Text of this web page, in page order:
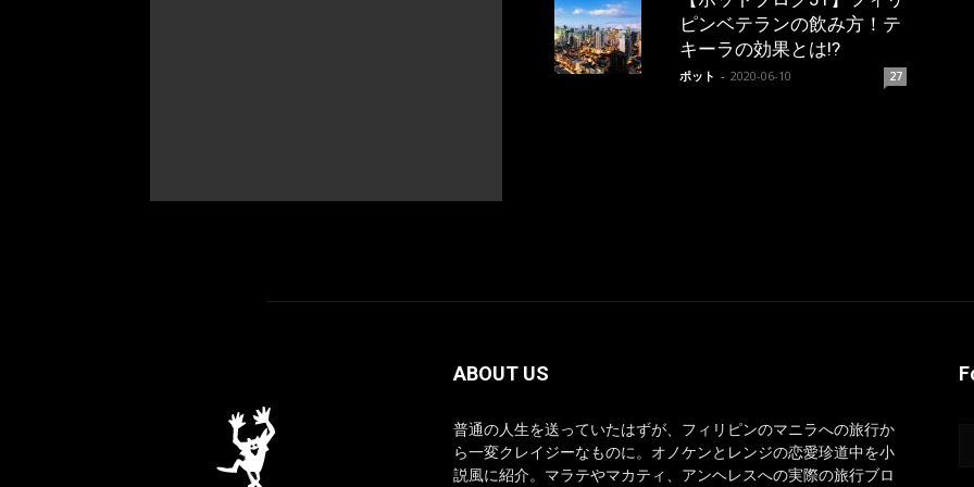
ピンベテランの飲み方！テ
キーラの効果とは!?
ポット - 2020-06-10 27
ABOUT US
普通の人生を送っていたはずが、フィリピンのマニラへの旅行か
ら一変クレイジーなものに。オノケンとレンジの恋愛珍道中を小
説風に紹介。マラテやマカティ、アンヘレスへの実際の旅行ブロ